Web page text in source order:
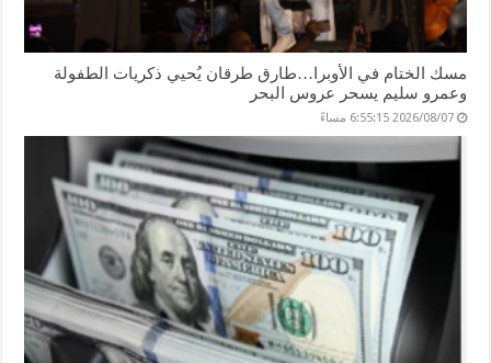
مسك الختام في الأوبرا…طارق طرقان يُحيي ذكريات الطفولة
وعمرو سليم يسحر عروس البحر
2026/08/07 6:55:15 مساءً